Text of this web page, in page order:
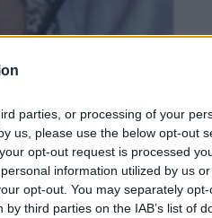
parties, or processing of your
us, please use the below opt-out
opt-out request is processed
information utilized by us
opt-out. You may separately
third parties on the IAB’s list of